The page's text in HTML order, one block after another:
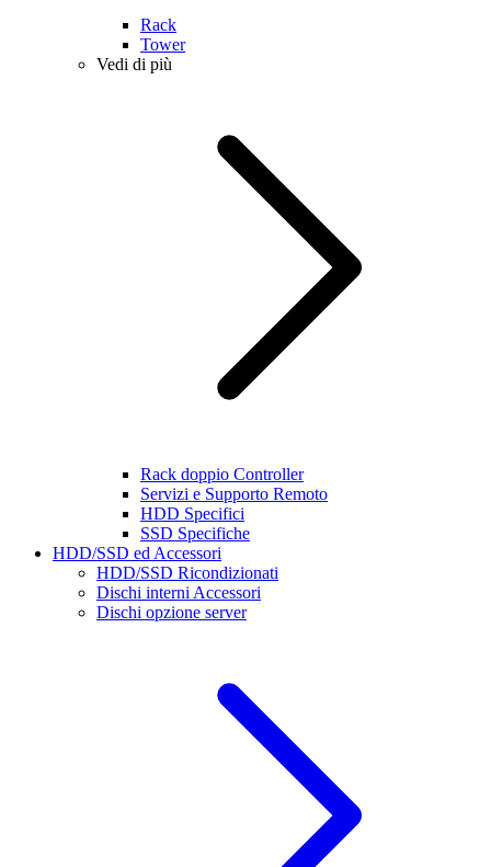
Rack
Tower
Vedi di più
Rack doppio Controller
Servizi e Supporto Remoto
HDD Specifici
SSD Specifiche
HDD/SSD ed Accessori
HDD/SSD Ricondizionati
Dischi interni Accessori
Dischi opzione server